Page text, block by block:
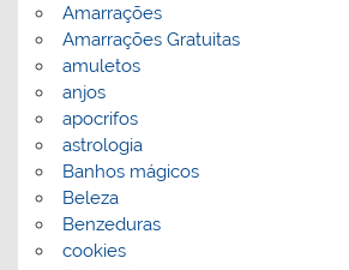
Amarrações
Amarrações Gratuitas
amuletos
anjos
apocrifos
astrologia
Banhos mágicos
Beleza
Benzeduras
cookies